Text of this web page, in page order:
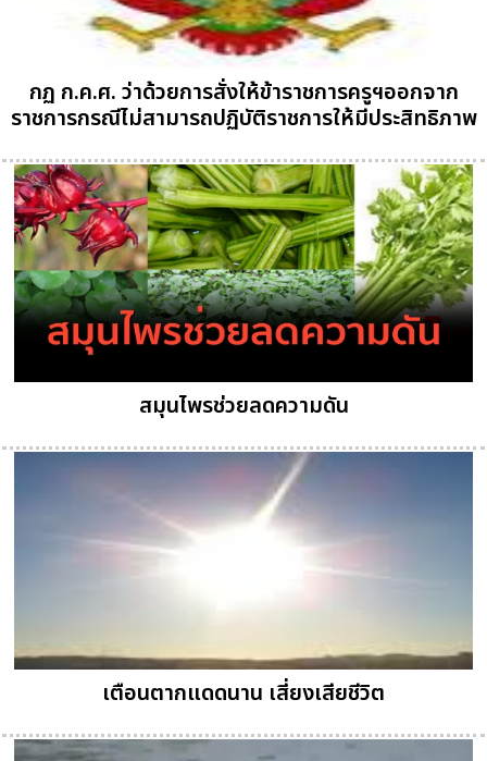
กฏ ก.ค.ศ. ว่าด้วยการสั่งให้ข้าราชการครูฯออกจาก
ราชการกรณีไม่สามารถปฏิบัติราชการให้มีประสิทธิภาพ
สมุนไพรช่วยลดความดัน
เตือนตากแดดนาน เสี่ยงเสียชีวิต